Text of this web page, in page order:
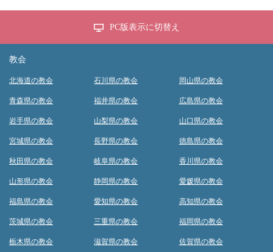
PC版表示に切替え
教会
北海道の教会
青森県の教会
岩手県の教会
宮城県の教会
秋田県の教会
山形県の教会
福島県の教会
茨城県の教会
栃木県の教会
石川県の教会
福井県の教会
山梨県の教会
長野県の教会
岐阜県の教会
静岡県の教会
愛知県の教会
三重県の教会
滋賀県の教会
岡山県の教会
広島県の教会
山口県の教会
徳島県の教会
香川県の教会
愛媛県の教会
高知県の教会
福岡県の教会
佐賀県の教会